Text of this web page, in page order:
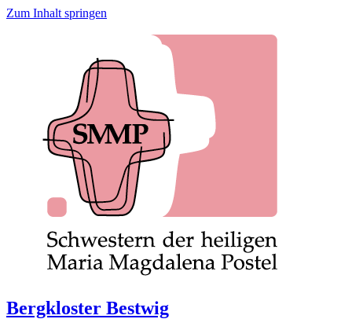
Zum Inhalt springen
Bergkloster Bestwig